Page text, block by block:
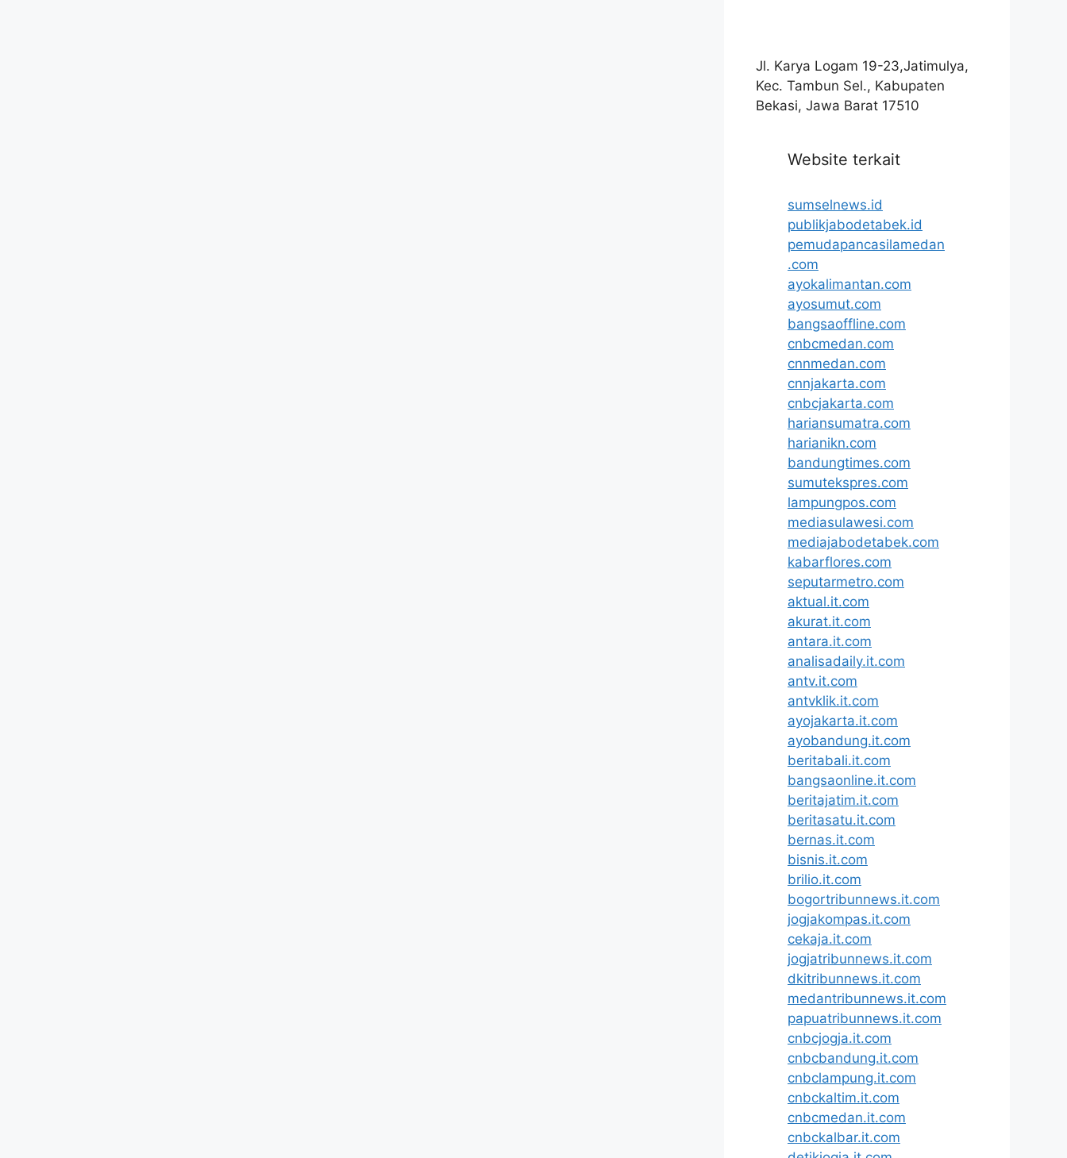
Jl. Karya Logam 19-23,Jatimulya,
Kec. Tambun Sel., Kabupaten
Bekasi, Jawa Barat 17510
Website terkait
sumselnews.id
publikjabodetabek.id
pemudapancasilamedan
.com
ayokalimantan.com
ayosumut.com
bangsaoffline.com
cnbcmedan.com
cnnmedan.com
cnnjakarta.com
cnbcjakarta.com
hariansumatra.com
harianikn.com
bandungtimes.com
sumutekspres.com
lampungpos.com
mediasulawesi.com
mediajabodetabek.com
kabarflores.com
seputarmetro.com
aktual.it.com
akurat.it.com
antara.it.com
analisadaily.it.com
antv.it.com
antvklik.it.com
ayojakarta.it.com
ayobandung.it.com
beritabali.it.com
bangsaonline.it.com
beritajatim.it.com
beritasatu.it.com
bernas.it.com
bisnis.it.com
brilio.it.com
bogortribunnews.it.com
jogjakompas.it.com
cekaja.it.com
jogjatribunnews.it.com
dkitribunnews.it.com
medantribunnews.it.com
papuatribunnews.it.com
cnbcjogja.it.com
cnbcbandung.it.com
cnbclampung.it.com
cnbckaltim.it.com
cnbcmedan.it.com
cnbckalbar.it.com